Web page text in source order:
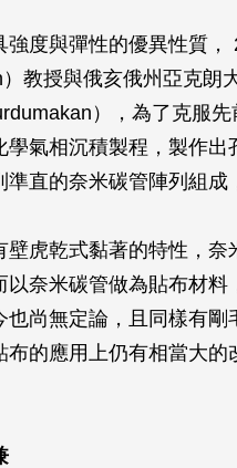
強度與彈性的優異性質
）教授與俄亥俄州亞克
），為了克服
學氣相沉積製程，製作
直的奈米碳管陣列組成
壁虎乾式黏著的特性，
以奈米碳管做為貼布材
也尚無定論，且同樣有
布的應用上仍有相當大